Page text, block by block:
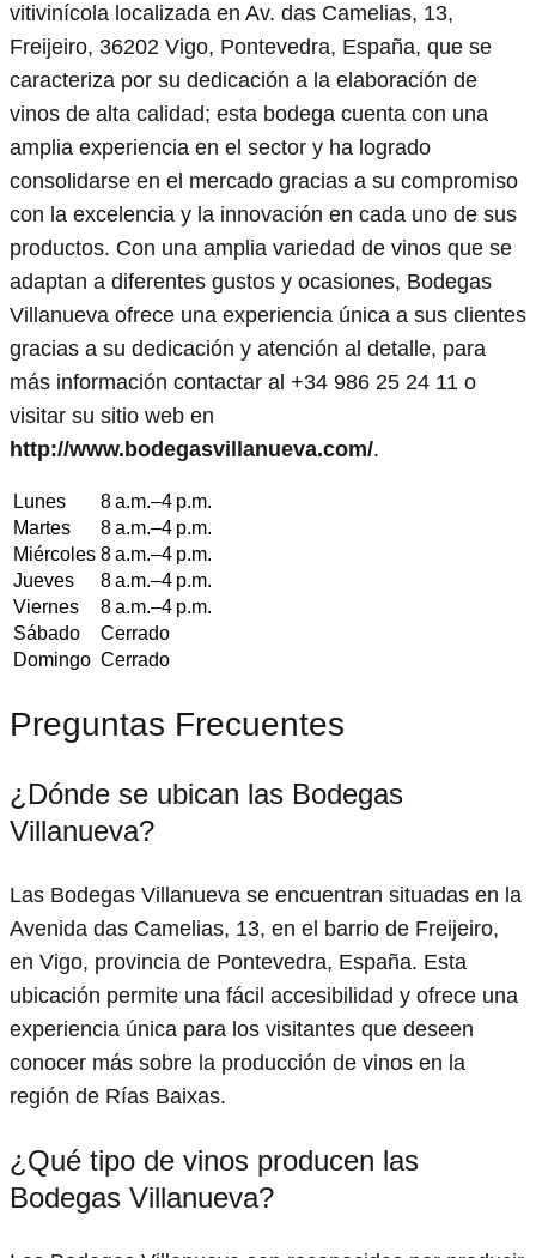
vitivinícola localizada en Av. das Camelias, 13,
Freijeiro, 36202 Vigo, Pontevedra, España, que se
caracteriza por su dedicación a la elaboración de
vinos de alta calidad; esta bodega cuenta con una
amplia experiencia en el sector y ha logrado
consolidarse en el mercado gracias a su compromiso
con la excelencia y la innovación en cada uno de sus
productos. Con una amplia variedad de vinos que se
adaptan a diferentes gustos y ocasiones, Bodegas
Villanueva ofrece una experiencia única a sus clientes
gracias a su dedicación y atención al detalle, para
más información contactar al +34 986 25 24 11 o
visitar su sitio web en
http://www.bodegasvillanueva.com/.
Lunes
8 a.m.–4 p.m.
Martes
8 a.m.–4 p.m.
Miércoles 8 a.m.–4 p.m.
Jueves
8 a.m.–4 p.m.
Viernes
8 a.m.–4 p.m.
Sábado
Cerrado
Domingo Cerrado
Preguntas Frecuentes
¿Dónde se ubican las Bodegas
Villanueva?
Las Bodegas Villanueva se encuentran situadas en la
Avenida das Camelias, 13, en el barrio de Freijeiro,
en Vigo, provincia de Pontevedra, España. Esta
ubicación permite una fácil accesibilidad y ofrece una
experiencia única para los visitantes que deseen
conocer más sobre la producción de vinos en la
región de Rías Baixas.
¿Qué tipo de vinos producen las
Bodegas Villanueva?